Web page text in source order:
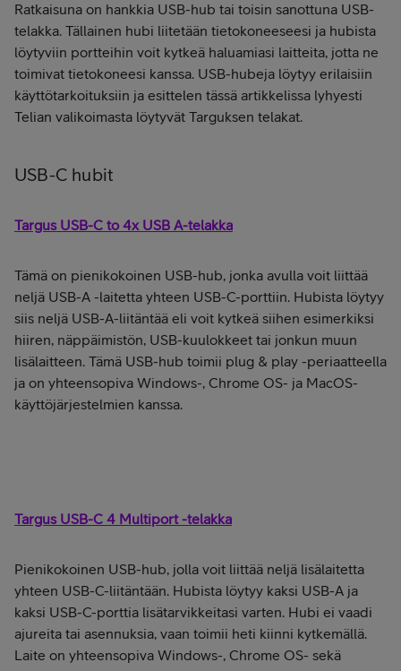
Ratkaisuna on hankkia USB-hub tai toisin sanottuna USB-
telakka. Tällainen hubi liitetään tietokoneeseesi ja hubista
löytyviin portteihin voit kytkeä haluamiasi laitteita, jotta ne
toimivat tietokoneesi kanssa. USB-hubeja löytyy erilaisiin
käyttötarkoituksiin ja esittelen tässä artikkelissa lyhyesti
Telian valikoimasta löytyvät Targuksen telakat.
USB-C hubit
Targus USB-C to 4x USB A-telakka
Tämä on pienikokoinen USB-hub, jonka avulla voit liittää
neljä USB-A -laitetta yhteen USB-C-porttiin. Hubista löytyy
siis neljä USB-A-liitäntää eli voit kytkeä siihen esimerkiksi
hiiren, näppäimistön, USB-kuulokkeet tai jonkun muun
lisälaitteen. Tämä USB-hub toimii plug & play -periaatteella
ja on yhteensopiva Windows-, Chrome OS- ja MacOS-
käyttöjärjestelmien kanssa.
Targus USB-C 4 Multiport -telakka
Pienikokoinen USB-hub, jolla voit liittää neljä lisälaitetta
yhteen USB-C-liitäntään. Hubista löytyy kaksi USB-A ja
kaksi USB-C-porttia lisätarvikkeitasi varten. Hubi ei vaadi
ajureita tai asennuksia, vaan toimii heti kiinni kytkemällä.
Laite on yhteensopiva Windows-, Chrome OS- sekä